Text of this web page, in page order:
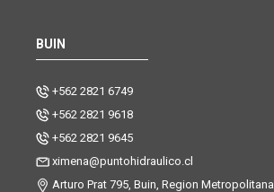
BUIN
+562 2821 6749
+562 2821 9618
+562 2821 9645
ximena@puntohidraulico.cl
Arturo Prat 795, Buin, Region Metropolitana